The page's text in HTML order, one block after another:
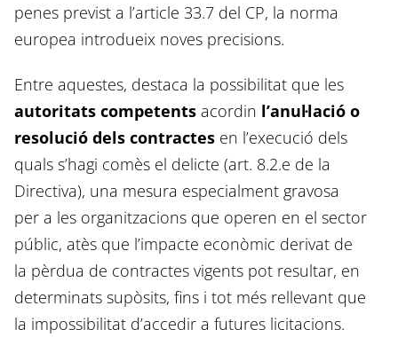
penes previst a l’article 33.7 del CP, la norma
europea introdueix noves precisions.
Entre aquestes, destaca la possibilitat que les
autoritats competents acordin l’anul·lació o
resolució dels contractes en l’execució dels
quals s’hagi comès el delicte (art. 8.2.e de la
Directiva), una mesura especialment gravosa
per a les organitzacions que operen en el sector
públic, atès que l’impacte econòmic derivat de
la pèrdua de contractes vigents pot resultar, en
determinats supòsits, fins i tot més rellevant que
la impossibilitat d’accedir a futures licitacions.